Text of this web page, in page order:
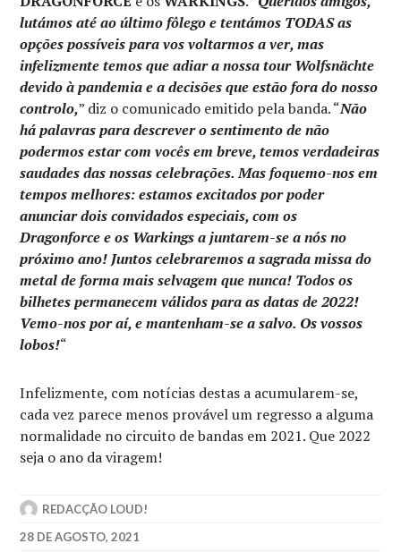
lutámos até ao último fôlego e tentámos TODAS as
opções possíveis para vos voltarmos a ver, mas
infelizmente temos que adiar a nossa tour Wolfsnächte
devido à pandemia e a decisões que estão fora do nosso
controlo,” diz o comunicado emitido pela banda. “Não
há palavras para descrever o sentimento de não
podermos estar com vocês em breve, temos verdadeiras
saudades das nossas celebrações. Mas foquemo-nos em
tempos melhores: estamos excitados por poder
anunciar dois convidados especiais, com os
Dragonforce e os Warkings a juntarem-se a nós no
próximo ano! Juntos celebraremos a sagrada missa do
metal de forma mais selvagem que nunca! Todos os
bilhetes permanecem válidos para as datas de 2022!
Vemo-nos por aí, e mantenham-se a salvo. Os vossos
lobos!“
Infelizmente, com notícias destas a acumularem-se,
cada vez parece menos provável um regresso a alguma
normalidade no circuito de bandas em 2021. Que 2022
seja o ano da viragem!
REDACÇÃO LOUD!
28 DE AGOSTO, 2021